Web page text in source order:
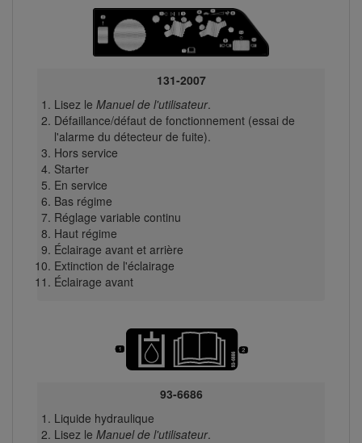
131-2007
Lisez le Manuel de l'utilisateur.
Défaillance/défaut de fonctionnement (essai de
l'alarme du détecteur de fuite).
Hors service
Starter
En service
Bas régime
Réglage variable continu
Haut régime
Éclairage avant et arrière
Extinction de l'éclairage
Éclairage avant
93-6686
Liquide hydraulique
Lisez le Manuel de l'utilisateur.